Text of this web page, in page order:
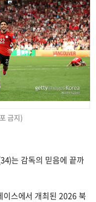
금지)
는 감독의 믿음에 끝까
스에서 개최된 2026 북